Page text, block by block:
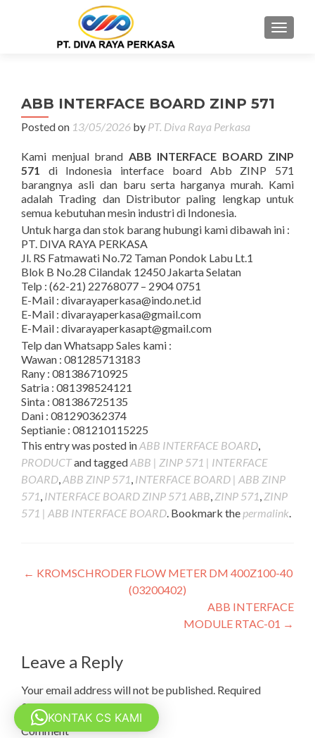
MENU
ABB INTERFACE BOARD ZINP 571
Posted on 13/05/2026 by PT. Diva Raya Perkasa
Kami menjual brand ABB INTERFACE BOARD ZINP
571 di Indonesia interface board Abb ZINP 571
barangnya asli dan baru serta harganya murah. Kami
adalah Trading dan Distributor paling lengkap untuk
semua kebutuhan mesin industri di Indonesia.
Untuk harga dan stok barang hubungi kami dibawah ini :
PT. DIVA RAYA PERKASA
Jl. RS Fatmawati No.72 Taman Pondok Labu Lt.1
Blok B No.28 Cilandak 12450 Jakarta Selatan
Telp : (62-21) 22768077 – 2904 0751
E-Mail : divarayaperkasa@indo.net.id
E-Mail : divarayaperkasa@gmail.com
E-Mail : divarayaperkasapt@gmail.com
Telp dan Whatsapp Sales kami :
Wawan : 081285713183
Rany : 081386710925
Satria : 081398524121
Sinta : 081386725135
Dani : 081290362374
Septianie : 081210115225
This entry was posted inABB INTERFACE BOARD,
PRODUCTand taggedABB | ZINP 571 | INTERFACE
BOARD,ABB ZINP 571, INTERFACE BOARD | ABB ZINP
571, INTERFACE BOARD ZINP 571 ABB, ZINP 571, ZINP
571 | ABB INTERFACE BOARD. Bookmark the permalink.
Post
navigation
← KROMSCHRODER FLOW METER DM 400Z100-40
(03200402)
ABB INTERFACE
MODULE RTAC-01 →
Leave a Reply
Your email address will not be published. Required
fields are marked*
Comment*
KONTAK CS KAMI